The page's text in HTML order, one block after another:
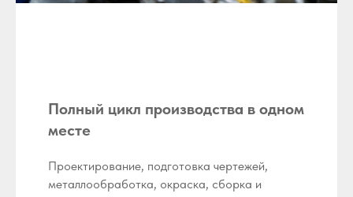
Полный цикл производства в одном
месте
Проектирование, подготовка чертежей,
металлообработка, окраска, сборка и